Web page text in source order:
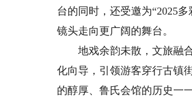
台的同时，还受邀为“2025
镜头走向更广阔的舞台。
地戏余韵未散，文旅融合
化向导，引领游客穿行古镇
的醇厚、鲁氏会馆的历史一